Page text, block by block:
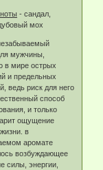
- сандал,
мох
мужчины,
в мире острых
и предельных
ведь риск для него
способ
и только
ощущение
в
аромате
возбуждающее
силы, энергии,